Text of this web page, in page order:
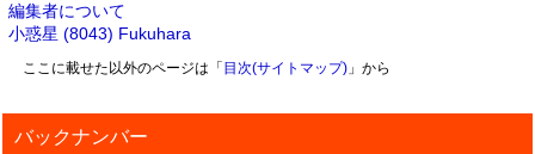
編集者について
小惑星 (8043) Fukuhara
ここに載せた以外のページは「 目次(サイトマップ)」から
バックナンバー